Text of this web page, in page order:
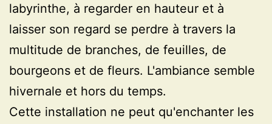
labyrinthe, à regarder en hauteur et à
laisser son regard se perdre à travers la
multitude de branches, de feuilles, de
bourgeons et de fleurs. L'ambiance semble
hivernale et hors du temps.
Cette installation ne peut qu'enchanter les